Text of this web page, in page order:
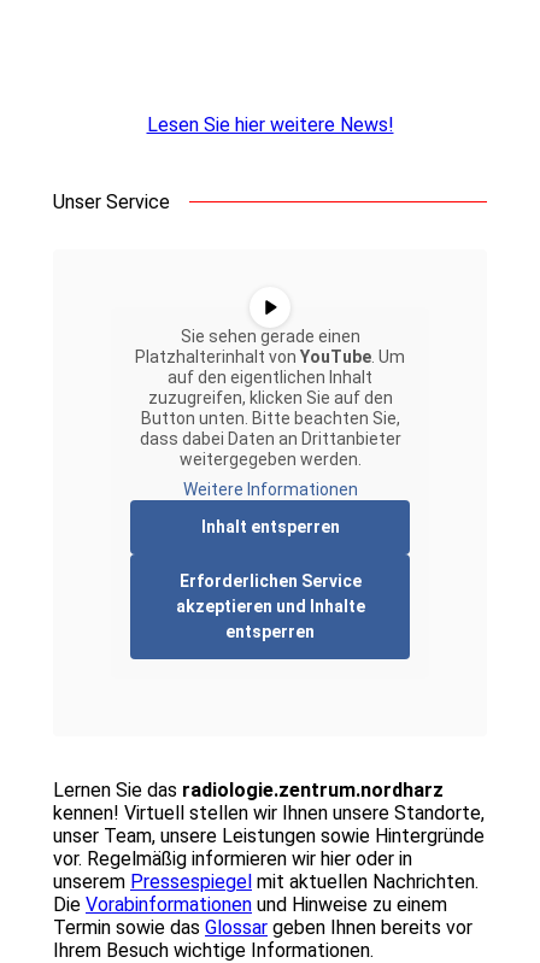
Lesen Sie hier weitere News!
Unser Service
Sie sehen gerade einen
Platzhalterinhalt von YouTube . Um
auf den eigentlichen Inhalt
zuzugreifen, klicken Sie auf den
Button unten. Bitte beachten Sie,
dass dabei Daten an Drittanbieter
weitergegeben werden.
Weitere Informationen
Inhalt entsperren
Erforderlichen Service
akzeptieren und Inhalte
entsperren
Lernen Sie das radiologie.zentrum.nordharz
kennen! Virtuell stellen wir Ihnen unsere Standorte,
unser Team, unsere Leistungen sowie Hintergründe
vor. Regelmäßig informieren wir hier oder in
unserem Pressespiegel mit aktuellen Nachrichten.
Die Vorabinformationen und Hinweise zu einem
Termin sowie das Glossar geben Ihnen bereits vor
Ihrem Besuch wichtige Informationen.